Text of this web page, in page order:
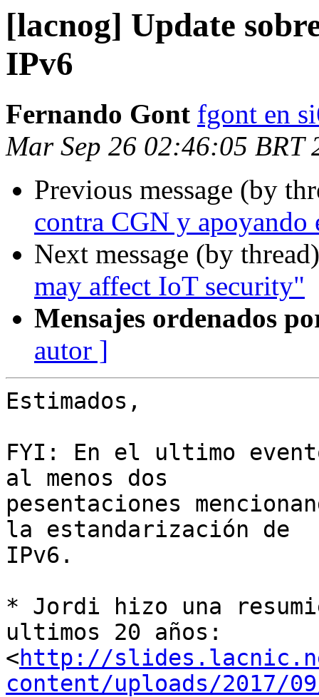
[lacnog] Update
IPv6
Fernando Gont fgont en
Mar Sep 26 02:46:05 BRT
Previous message (by
contra CGN y apoyando
Next message (by
may affect IoT security"
Mensajes ordenados
autor ]
Estimados,
FYI: En el ultimo evento
al menos dos
pesentaciones
la estandarización de
IPv6.
* Jordi hizo una
ultimos 20 años:
<http://
content/uploads/2017/